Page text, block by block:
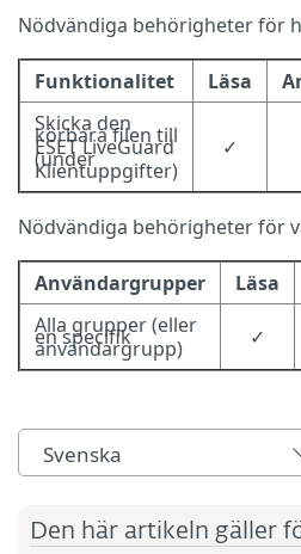
Nödvändiga behörigheter för
Funktionalitet Läsa
Skicka den
körbara filen till
ESET LiveGuard
(under
Klientuppgifter)
✓
Nödvändiga behörigheter för
Användargrupper Läsa
Alla grupper (eller
en specifik
användargrupp) ✓
Svenska
Den här artikeln gäller